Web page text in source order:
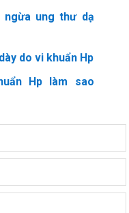
ngừa ung thư dạ
do vi khuẩn Hp
Hp làm sao